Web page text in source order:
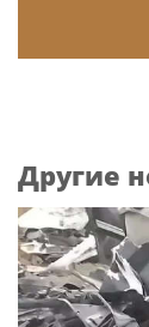
Другие